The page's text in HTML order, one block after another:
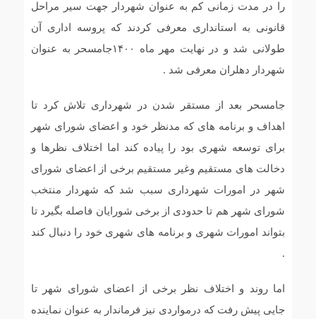
را در مدت زمانی کم به عنوان شهردار جهت سیر مراحل
قانونی به استانداری معرفی کردند که پروسه اداری آن
طولانی شد و در نهایت مهر ماه ۱۴۰۰جامسحر به عنوان
شهردار دهلران معرفی شد .
جامسحر بعد از مستقر شدن در شهرداری تلاش کرد تا
اهداف و برنامه های که مدنظر خود و اعضای شورای شهر
برای توسعه شهری بود را پیاده کند اما اختلاف نظرها و
دخالت های مستقیم وغیر مستقیم برخی از اعضای شورای
شهر در امورات شهرداری سبب شد که شهردار منتخب
شورای شهر هم تا حدودی از برخی شورایان فاصله بگیرد تا
بتواند امورات شهری و برنامه های شهری خود را دنبال کند
.
اما روند و اختلاف نظر برخی از اعضای شورای شهر تا
جایی پیش رفت که درمواردی نیز فرماندار به عنوان نماینده